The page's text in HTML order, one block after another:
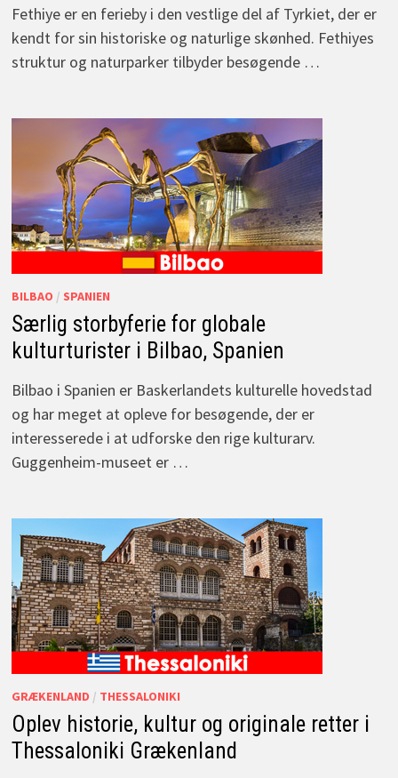
Fethiye er en ferieby i den vestlige del af Tyrkiet, der er
kendt for sin historiske og naturlige skønhed. Fethiyes
struktur og naturparker tilbyder besøgende …
BILBAO / SPANIEN
Særlig storbyferie for globale
kulturturister i Bilbao, Spanien
Bilbao i Spanien er Baskerlandets kulturelle hovedstad
og har meget at opleve for besøgende, der er
interesserede i at udforske den rige kulturarv.
Guggenheim-museet er …
GRÆKENLAND / THESSALONIKI
Oplev historie, kultur og originale retter i
Thessaloniki Grækenland